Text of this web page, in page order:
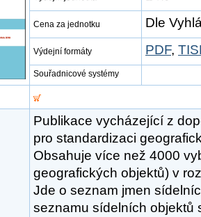
Cena za jednotku Dle
Výdejní formáty PDF,
Souřadnicové systémy
Publikace vycházející z
pro standardizaci
Obsahuje více než 4000
geografických objektů) v
Jde o seznam jmen
seznamu sídelních objektů